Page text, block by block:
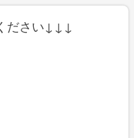
ださい ↓ ↓ ↓